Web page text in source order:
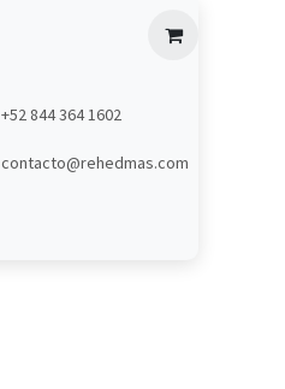
+52 844 364 1602
contacto@rehedmas.com